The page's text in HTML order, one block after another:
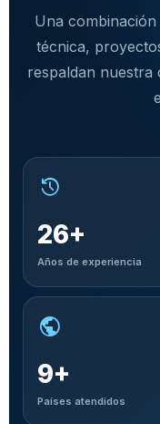
Una
técnica,
respaldan nuestra
history
26+
Años de experiencia
public
9+
Países atendidos